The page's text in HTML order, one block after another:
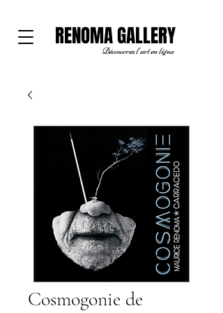
RENOMA GALLERY
Découvrez l'art en ligne
Cosmogonie de